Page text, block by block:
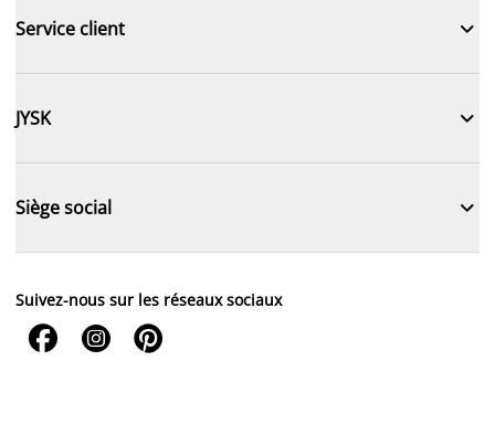
Service client 
JYSK 
Siège social 
Suivez-nous sur les réseaux sociaux
  